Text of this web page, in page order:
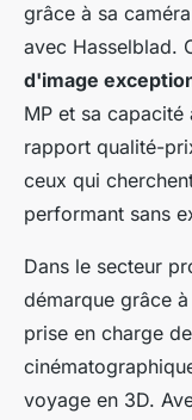
grâce à sa
avec Hasselblad.
d'image
MP et sa
rapport qualité-
ceux qui
performant sans
Dans le secteur
démarque grâce
prise en charge
voyage en 3D.